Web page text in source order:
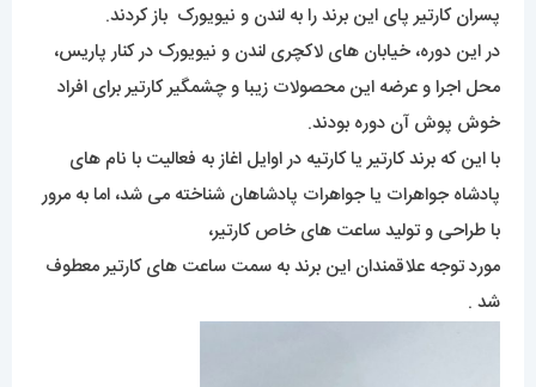
پسران کارتیر پای این برند را به لندن و نیویورک باز کردند.
در این دوره، خیابان های لاکچری لندن و نیویورک در کنار پاریس،
محل اجرا و عرضه این محصولات زیبا و چشمگیر کارتیر برای افراد
خوش پوش آن دوره بودند.
با این که برند کارتیر یا کارتیه در اوایل اغاز به فعالیت با نام های
پادشاه جواهرات یا جواهرات پادشاهان شناخته می شد، اما به مرور
با طراحی و تولید ساعت های خاص کارتیر،
مورد توجه علاقمندان این برند به سمت ساعت های کارتیر معطوف
شد .